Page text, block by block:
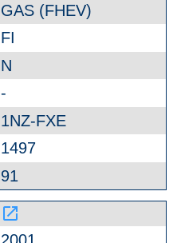
GAS (FHEV)
FI
N
-
1NZ-FXE
1497
91
launch